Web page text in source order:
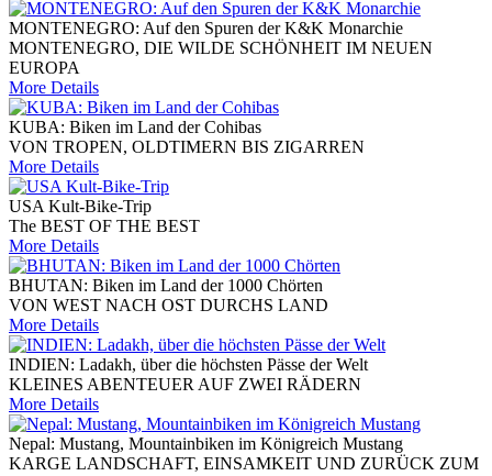
MONTENEGRO: Auf den Spuren der K&K Monarchie
MONTENEGRO, DIE WILDE SCHÖNHEIT IM NEUEN
EUROPA
More Details
KUBA: Biken im Land der Cohibas
VON TROPEN, OLDTIMERN BIS ZIGARREN
More Details
USA Kult-Bike-Trip
The BEST OF THE BEST
More Details
BHUTAN: Biken im Land der 1000 Chörten
VON WEST NACH OST DURCHS LAND
More Details
INDIEN: Ladakh, über die höchsten Pässe der Welt
KLEINES ABENTEUER AUF ZWEI RÄDERN
More Details
Nepal: Mustang, Mountainbiken im Königreich Mustang
KARGE LANDSCHAFT, EINSAMKEIT UND ZURÜCK ZUM